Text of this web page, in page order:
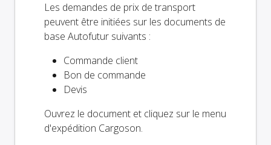
Les demandes de prix de transport
peuvent être initiées sur les documents de
base Autofutur suivants :
Commande client
Bon de commande
Devis
Ouvrez le document et cliquez sur le menu
d'expédition Cargoson.